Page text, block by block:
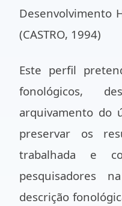
Desenvolvimento
(CASTRO, 1994)
Este perfil
fonológicos,
arquivamento do
preservar os
trabalhada e
pesquisadores
descrição